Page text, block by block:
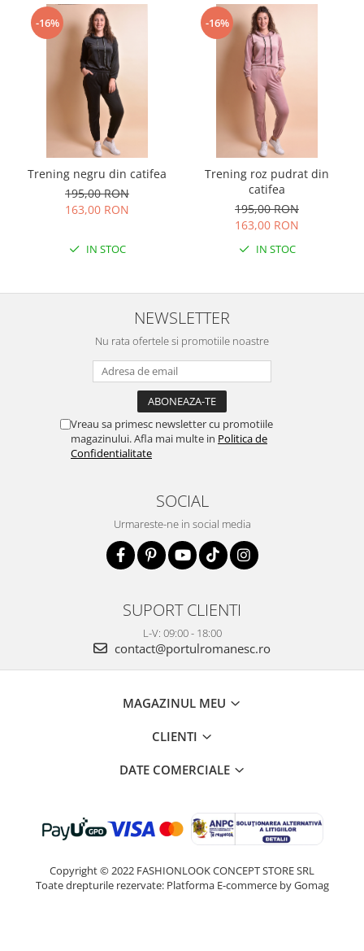
-16%
Trening negru din catifea
195,00 RON
163,00 RON
IN STOC
-16%
Trening roz pudrat din
catifea
195,00 RON
163,00 RON
IN STOC
NEWSLETTER
Nu rata ofertele si promotiile noastre
Vreau sa primesc newsletter cu promotiile
magazinului. Afla mai multe in Politica de
Confidentialitate
SOCIAL
Urmareste-ne in social media
SUPORT CLIENTI
L-V: 09:00 - 18:00
contact@portulromanesc.ro
MAGAZINUL MEU
CLIENTI
DATE COMERCIALE
Copyright © 2022 FASHIONLOOK CONCEPT STORE SRL
Toate drepturile rezervate: Platforma E-commerce by Gomag